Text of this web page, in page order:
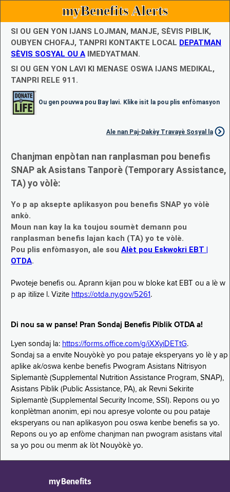
myBenefits Alerts
SI OU GEN YON IJANS LOJMAN, MANJE, SÈVIS PIBLIK,
OUBYEN CHOFAJ, TANPRI KONTAKTE LOCAL DEPATMAN
SÈVIS SOSYAL OU A IMEDYATMAN.
SI OU GEN YON LAVI KI MENASE OSWA IJANS MEDIKAL,
TANPRI RELE 911.
Ou gen pouvwa pou Bay lavi. Klike isit la pou plis enfòmasyon
Ale nan Paj-Dakèy Travayè Sosyal la
Chanjman enpòtan nan ranplasman pou benefis
SNAP ak Asistans Tanporè (Temporary Assistance,
TA) yo vòlè:
Yo p ap aksepte aplikasyon pou benefis SNAP yo vòlè
ankò.
Moun nan kay la ka toujou soumèt demann pou
ranplasman benefis lajan kach (TA) yo te vòlè.
Pou plis enfòmasyon, ale sou Alèt pou Eskwokri EBT |
OTDA.
Pwoteje benefis ou. Aprann kijan pou w bloke kat EBT ou a lè w
p ap itilize l. Vizite https://otda.ny.gov/5261 .
Di nou sa w panse! Pran Sondaj Benefis Piblik OTDA a!
Lyen sondaj la: https://forms.office.com/g/iXXyiDETtG.
Sondaj sa a envite Nouyòkè yo pou pataje eksperyans yo lè y ap
aplike ak/oswa kenbe benefis Pwogram Asistans Nitrisyon
Siplemantè (Supplemental Nutrition Assistance Program, SNAP),
Asistans Piblik (Public Assistance, PA), ak Revni Sekirite
Siplemantè (Supplemental Security Income, SSI). Repons ou yo
konplètman anonim, epi nou apresye volonte ou pou pataje
eksperyans ou nan aplikasyon pou oswa kenbe benefis sa yo.
Repons ou yo ap enfòme chanjman nan pwogram asistans vital
sa yo pou ou menm ak lòt Nouyòkè yo.
myBenefits